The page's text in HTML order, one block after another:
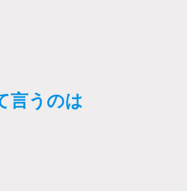
言うのは